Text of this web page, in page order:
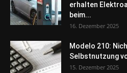
erhalten
beim...
16. Dezember 2025
Modelo 210:
Selbstnutzung
15. Dezember 2025